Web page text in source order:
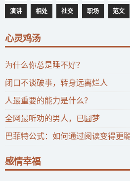
演讲 相处 社交 职场 范文
心灵鸡汤
为什么你总是睡不好？
闭口不谈破事，转身远离烂人
人最重要的能力是什么？
全网最听劝的男人，已圆梦
巴菲特公式：如何通过阅读变得更
感情幸福